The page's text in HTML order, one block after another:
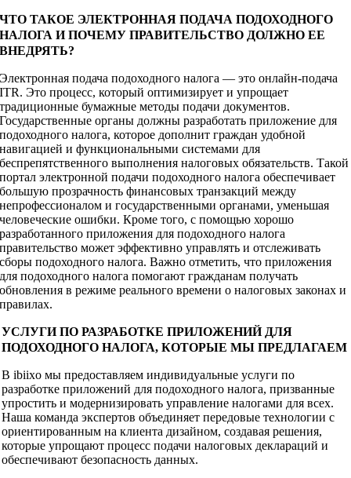
ЧТО ТАКОЕ ЭЛЕКТРОННАЯ ПОДАЧА ПОДОХОДНОГО
НАЛОГА И ПОЧЕМУ ПРАВИТЕЛЬСТВО ДОЛЖНО ЕЕ
ВНЕДРЯТЬ?
Электронная подача подоходного налога — это онлайн-подача
ITR. Это процесс, который оптимизирует и упрощает
традиционные бумажные методы подачи документов.
Государственные органы должны разработать приложение для
подоходного налога, которое дополнит граждан удобной
навигацией и функциональными системами для
беспрепятственного выполнения налоговых обязательств. Такой
портал электронной подачи подоходного налога обеспечивает
большую прозрачность финансовых транзакций между
непрофессионалом и государственными органами, уменьшая
человеческие ошибки. Кроме того, с помощью хорошо
разработанного приложения для подоходного налога
правительство может эффективно управлять и отслеживать
сборы подоходного налога. Важно отметить, что приложения
для подоходного налога помогают гражданам получать
обновления в режиме реального времени о налоговых законах и
правилах.
УСЛУГИ ПО РАЗРАБОТКЕ ПРИЛОЖЕНИЙ ДЛЯ
ПОДОХОДНОГО НАЛОГА, КОТОРЫЕ МЫ ПРЕДЛАГАЕМ
В ibiixo мы предоставляем индивидуальные услуги по
разработке приложений для подоходного налога, призванные
упростить и модернизировать управление налогами для всех.
Наша команда экспертов объединяет передовые технологии с
ориентированным на клиента дизайном, создавая решения,
которые упрощают процесс подачи налоговых деклараций и
обеспечивают безопасность данных.